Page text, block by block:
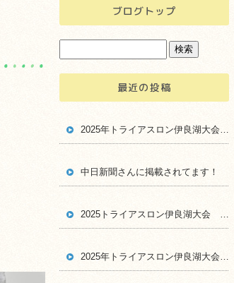
ブログトップ
最近の投稿
2025年トライアスロン伊良湖大会 レース当日画像
中日新聞さんに掲載されてます！
2025トライアスロン伊良湖大会 スタッフTシャツ
2025年トライアスロン伊良湖大会 給水スポンジ提供